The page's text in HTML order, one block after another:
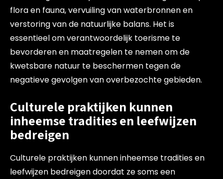
flora en fauna, vervuiling van waterbronnen en
verstoring van de natuurlijke balans. Het is
essentieel om verantwoordelijk toerisme te
bevorderen en maatregelen te nemen om de
kwetsbare natuur te beschermen tegen de
negatieve gevolgen van overbezochte gebieden.
Culturele praktijken kunnen
inheemse tradities en leefwijzen
bedreigen
Culturele praktijken kunnen inheemse tradities en
leefwijzen bedreigen doordat ze soms een